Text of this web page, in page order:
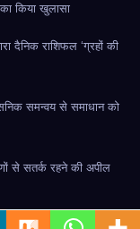
किया खुलासा
दैनिक राशिफल ‘ग्रहों की
समन्वय से समाधान को
से सतर्क रहने की अपील